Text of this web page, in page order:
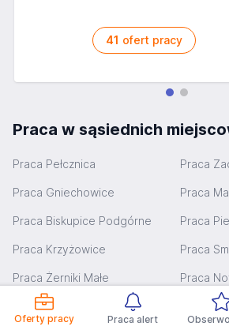
Oferty pracy Praca alert
41 ofert pracy
Praca w sąsiednich
Praca Pełcznica Praca
Praca Gniechowice Praca
Praca Biskupice Podgórne Praca
Praca Krzyżowice Praca
Praca Żerniki Małe Praca
Praca Mietków Praca